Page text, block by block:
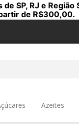
SP, RJ e Região
de R$300,00.
Azeites